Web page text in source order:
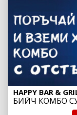
HAPPY BAR &
БИЙЧ КОМБО
ДО -50%